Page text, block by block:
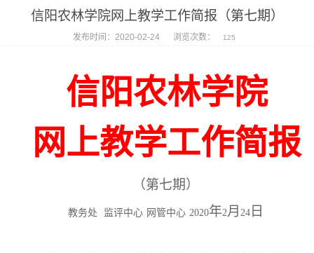
信阳农林学院网上教学工作简报（第七期）
发布时间：2020-02-24 浏览次数： 125
信阳农林学院
网上教学工作简报
（第七期）
教务处 监评中心 网管中心 2020年2 月 24 日